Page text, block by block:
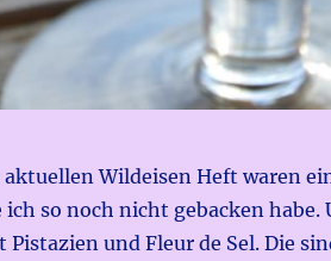
Wildeisen Heft waren
ich so noch nicht gebacken habe.
Pistazien und Fleur de Sel. Die